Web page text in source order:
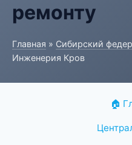
ремонту
Главная » Сибирский
Инженерия Кров
🏠